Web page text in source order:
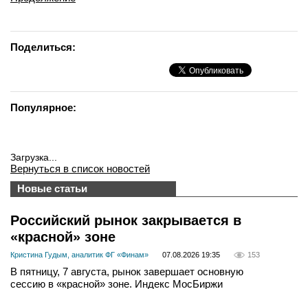
Поделиться:
Популярное:
Загрузка...
Вернуться в список новостей
Новые статьи
Российский рынок закрывается в
«красной» зоне
Кристина Гудым, аналитик ФГ «Финам» 07.08.2026 19:35 153
В пятницу, 7 августа, рынок завершает основную
сессию в «красной» зоне. Индекс МосБиржи